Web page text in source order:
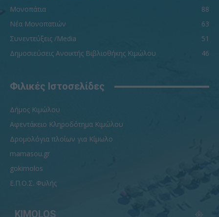
Μονοπάτια
88
Νέα Μονοπατιών
63
Συνεντεύξεις /Media
51
Δημοσιεύσεις Ανοικτής Βιβλιοθήκης Κιμώλου
46
Φιλικές Ιστοσελίδες
Δήμος Κιμώλου
Αφεντάκειο Κληροδότημα Κιμώλου
Δρομολόγια πλοίων για Κίμωλο
mamasou.gr
gokimolos
Ε.Π.Ο.Σ. Φυλής
KIMOLOS